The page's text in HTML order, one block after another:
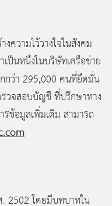
ความไว้วางใจในสังคม
ป็นหนึ่งในบริษัทเครือข่าย
กว่า 295,000 คนที่ยึดมั่น
วจสอบบัญชี ที่ปรึกษาทาง
ข้อมูลเพิ่มเติม สามารถ
2502 โดยมีบทบาทใน